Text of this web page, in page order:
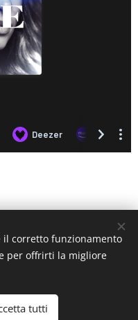
P.IVA 02838250351
il corretto funzionamento
per offrirti la migliore
tutti